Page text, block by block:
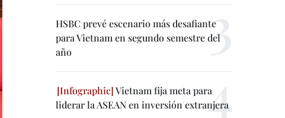
HSBC prevé escenario más desafiante
para Vietnam en segundo semestre del
año
Vietnam fija meta para
liderar la ASEAN en inversión extranjera